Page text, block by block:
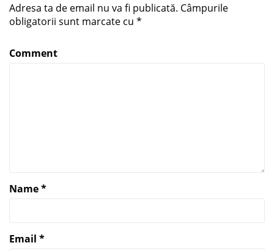
Adresa ta de email nu va fi publicată. Câmpurile
obligatorii sunt marcate cu *
Comment
Name*
Email *